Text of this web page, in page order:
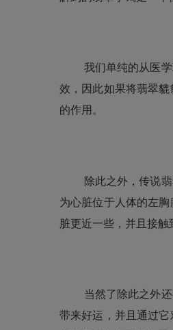
我们单纯的从医
效，因此如果将翡翠貔
的作用。
除此之外，传说
为心脏位于人体的左
脏更近一些，并且接触
当然了除此之外
带来好运，并且通过